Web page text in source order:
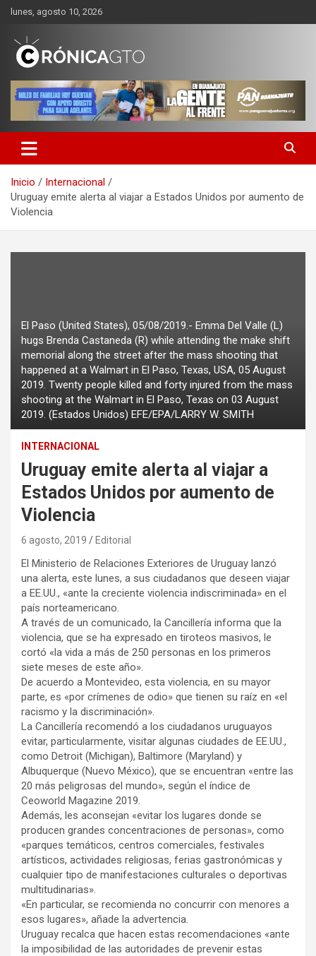
Saltar
contenido
lunes, agosto 10, 2026
CRONICA GUANAJUATO
Inicio
Internacional
Uruguay emite alerta al viajar a Estados Unidos por aumento de
Violencia
El Paso (United States), 05/08/2019.- Emma Del Valle (L)
hugs Brenda Castaneda (R) while attending the make shift
memorial along the street after the mass shooting that
happened at a Walmart in El Paso, Texas, USA, 05 August
2019. Twenty people killed and forty injured from the mass
shooting at the Walmart in El Paso, Texas on 03 August
2019. (Estados Unidos) EFE/EPA/LARRY W. SMITH
INTERNACIONAL
Uruguay emite alerta al viajar a
Estados Unidos por aumento de
Violencia
6 agosto, 2019 Editorial
El Ministerio de Relaciones Exteriores de Uruguay lanzó
una alerta, este lunes, a sus ciudadanos que deseen viajar
a EE.UU., «ante la creciente violencia indiscriminada» en el
país norteamericano.
A través de un comunicado, la Cancillería informa que la
violencia, que se ha expresado en tiroteos masivos, le
cortó «la vida a más de 250 personas en los primeros
siete meses de este año».
De acuerdo a Montevideo, esta violencia, en su mayor
parte, es «por crímenes de odio» que tienen su raíz en «el
racismo y la discriminación».
La Cancillería recomendó a los ciudadanos uruguayos
evitar, particularmente, visitar algunas ciudades de EE.UU.,
como Detroit (Michigan), Baltimore (Maryland) y
Albuquerque (Nuevo México), que se encuentran «entre las
20 más peligrosas del mundo», según el índice de
Ceoworld Magazine 2019.
Además, les aconsejan «evitar los lugares donde se
producen grandes concentraciones de personas», como
«parques temáticos, centros comerciales, festivales
artísticos, actividades religiosas, ferias gastronómicas y
cualquier tipo de manifestaciones culturales o deportivas
multitudinarias».
«En particular, se recomienda no concurrir con menores a
esos lugares», añade la advertencia.
Uruguay recalca que hacen estas recomendaciones «ante
la imposibilidad de las autoridades de prevenir estas